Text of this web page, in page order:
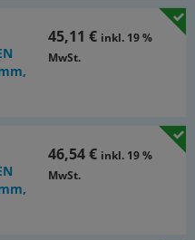
45,11 € inkl. 19 %
MwSt.
46,54 € inkl. 19 %
MwSt.